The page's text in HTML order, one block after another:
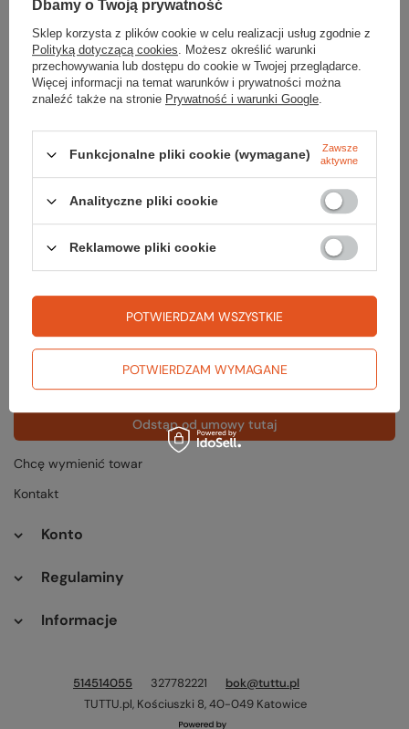
Szukasz produktu, którego nie mamy w
ofercie?
naszym sklepie, możesz skorzystać ze specjalnego formularza i
przesłać nam opis szukanego przedmiotu. Aby móc to zrobić musisz
zalogowany.
Śledzenie przesyłki
Chcę zareklamować produkt
Odstąp od umowy tutaj
Chcę wymienić towar
Kontakt
Konto
Regulaminy
Informacje
514514055 327782221
bok@tuttu.pl
TUTTU.pl, Kościuszki 8,40-049 Katowice
Dbamy o Twoją prywatność
Sklep korzysta z plików cookie w celu realizacji usług zgodnie z
Polityką dotyczącą cookies. Możesz określić warunki
przechowywania lub dostępu do cookie w Twojej przeglądarce.
Więcej informacji na temat warunków i prywatności można
znaleźć także na stronie Prywatność i warunki Google.
Funkcjonalne pliki cookie (wymagane)
Zawsze
aktywne
Analityczne pliki cookie
Reklamowe pliki cookie
POTWIERDZAM WYMAGANE
POTWIERDZAM WSZYSTKIE